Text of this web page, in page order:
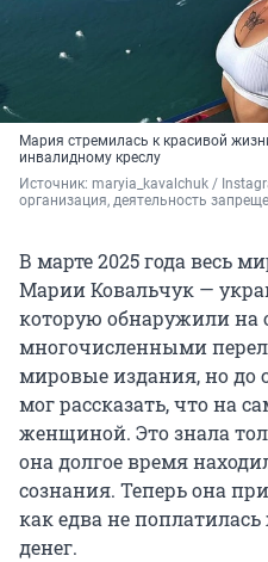
Мария стремилась к красивой
инвалидному креслу
Источник: maryia_kavalchuk /
организация, деятельность
В марте 2025 года весь
Марии Ковальчук —
которую обнаружили на
многочисленными
мировые издания, но до
мог рассказать, что на
женщиной. Это знала
она долгое время
сознания. Теперь она
как едва не
денег.